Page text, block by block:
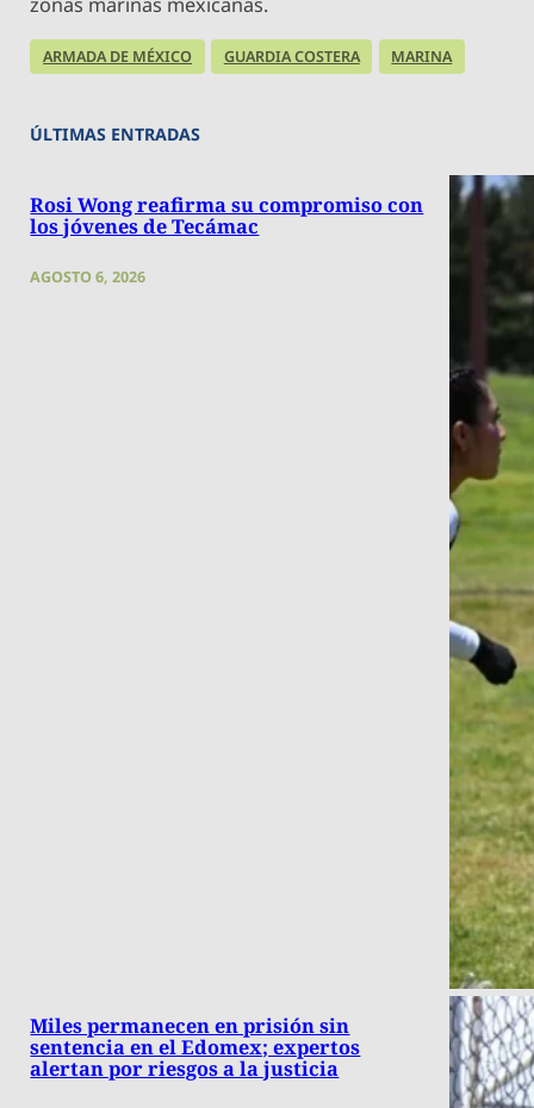
ARMADA DE MÉXICO GUARDIA COSTERA MARINA
ÚLTIMAS ENTRADAS
Rosi Wong reafirma su compromiso con
los jóvenes de Tecámac
AGOSTO 6, 2026
Miles permanecen en prisión sin
sentencia en el Edomex; expertos
alertan por riesgos a la justicia